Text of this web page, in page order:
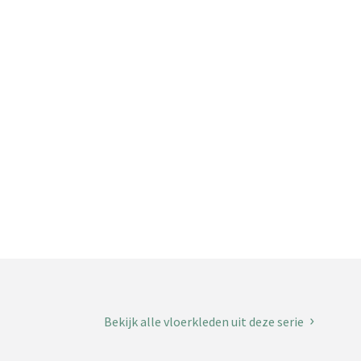
Bekijk alle vloerkleden uit deze serie